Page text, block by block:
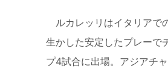
ルカレッリはイタリアで
生かした安定したプレーで
プ4試合に出場。アジアチ